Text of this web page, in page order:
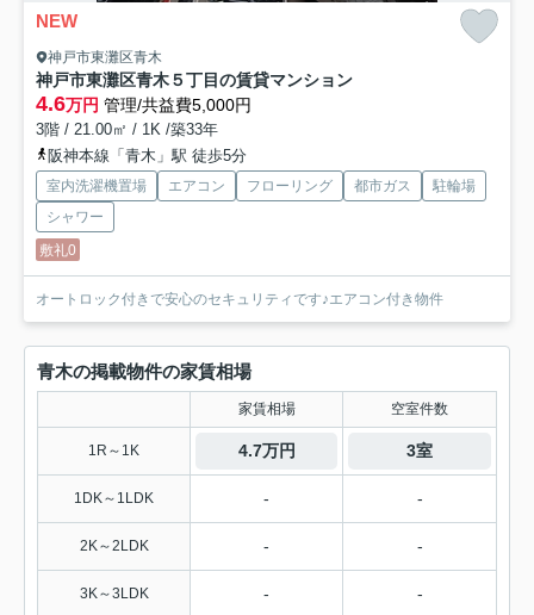
NEW
神戸市東灘区青木
神戸市東灘区青木５丁目の賃貸マンション
4.6万円 管理/共益費5,000円
3階 / 21.00㎡ / 1K /築33年
阪神本線「青木」駅 徒歩5分
室内洗濯機置場 エアコン フローリング 都市ガス
駐輪場
シャワー
敷礼0
オートロック付きで安心のセキュリティです♪エアコン付き物件
青木の掲載物件の家賃相場
家賃相場 空室件数
1R～1K 4.7万円 3室
1DK～1LDK - -
2K～2LDK - -
3K～3LDK - -